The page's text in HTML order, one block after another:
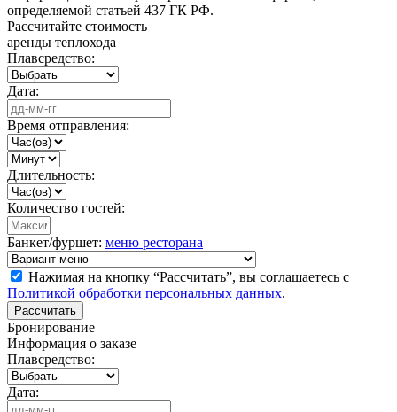
определяемой статьей 437 ГК РФ.
Рассчитайте стоимость
аренды теплохода
Плавсредство:
Дата:
Время отправления:
Длительность:
Количество гостей:
Банкет/фуршет: меню ресторана
Нажимая на кнопку “Рассчитать”, вы соглашаетесь с
Политикой обработки персональных данных.
Рассчитать
Бронирование
Информация о заказе
Плавсредство:
Дата: